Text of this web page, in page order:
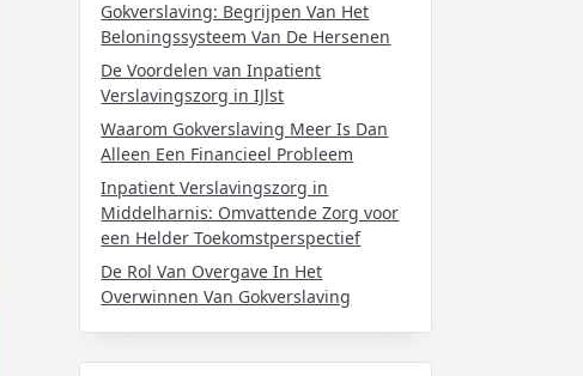
Gokverslaving: Begrijpen Van Het
Beloningssysteem Van De Hersenen
De Voordelen van Inpatient
Verslavingszorg in IJlst
Waarom Gokverslaving Meer Is Dan
Alleen Een Financieel Probleem
Inpatient Verslavingszorg in
Middelharnis: Omvattende Zorg voor
een Helder Toekomstperspectief
De Rol Van Overgave In Het
Overwinnen Van Gokverslaving